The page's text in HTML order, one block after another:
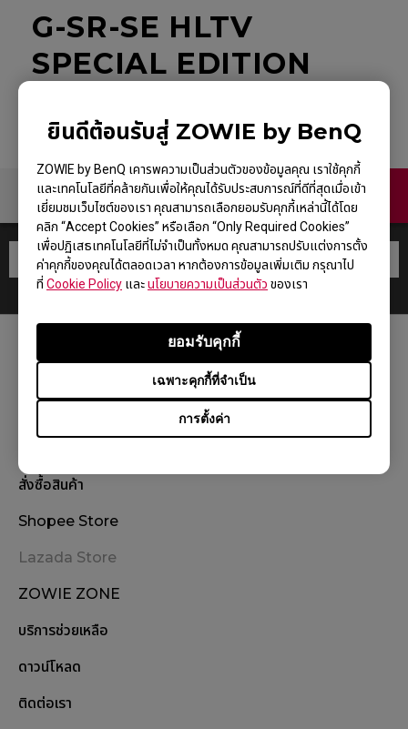
ยินดีต้อนรับสู่ ZOWIE by BenQ
ZOWIE by BenQ เคารพความเป็นส่วนตัวของข้อมูลคุณ เราใช้คุกกี้
และเทคโนโลยีที่คล้ายกันเพื่อให้คุณได้รับประสบการณ์ที่ดีที่สุดเมื่อเข้า
เยี่ยมชมเว็บไซต์ของเรา คุณสามารถเลือกยอมรับคุกกี้เหล่านี้ได้โดย
คลิก “Accept Cookies” หรือเลือก “Only Required Cookies”
เพื่อปฏิเสธเทคโนโลยีที่ไม่จำเป็นทั้งหมด คุณสามารถปรับแต่งการตั้ง
ค่าคุกกี้ของคุณได้ตลอดเวลา หากต้องการข้อมูลเพิ่มเติม กรุณาไป
ที่ Cookie Policy และนโยบายความเป็นส่วนตัว ของเรา
การตั้งค่า
เฉพาะคุกกี้ที่จำเป็น
ยอมรับคุกกี้
G-SR-SE HLTV
SPECIAL EDITION
ติดต่อเรา
ติดตามเรา
สั่งซื้อสินค้า
Shopee Store
Lazada Store
ZOWIE ZONE
บริการช่วยเหลือ
ดาวน์โหลด
ติดต่อเรา